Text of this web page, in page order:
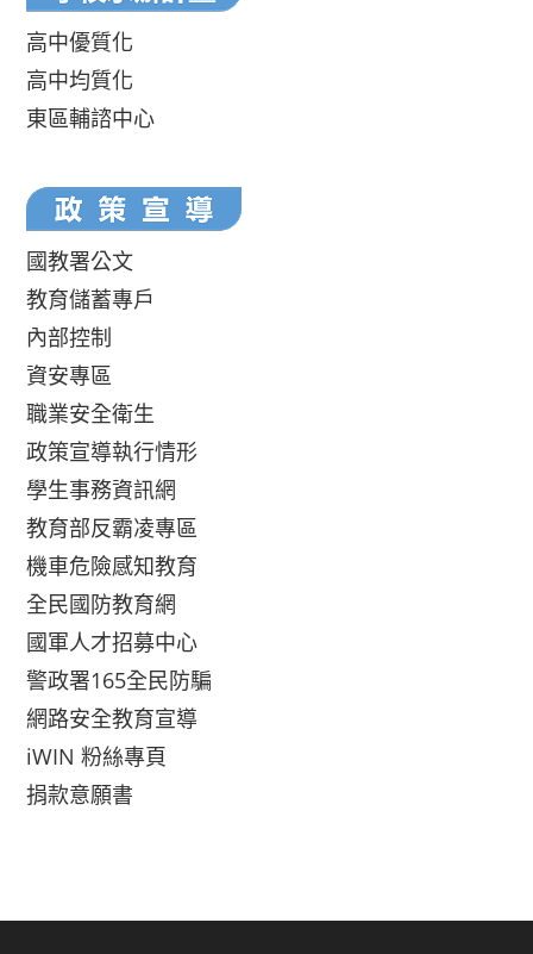
高中優質化
高中均質化
東區輔諮中心
國教署公文
教育儲蓄專戶
內部控制
資安專區
職業安全衛生
政策宣導執行情形
學生事務資訊網
教育部反霸凌專區
機車危險感知教育
全民國防教育網
國軍人才招募中心
警政署165全民防騙
網路安全教育宣導
iWIN 粉絲專頁
捐款意願書